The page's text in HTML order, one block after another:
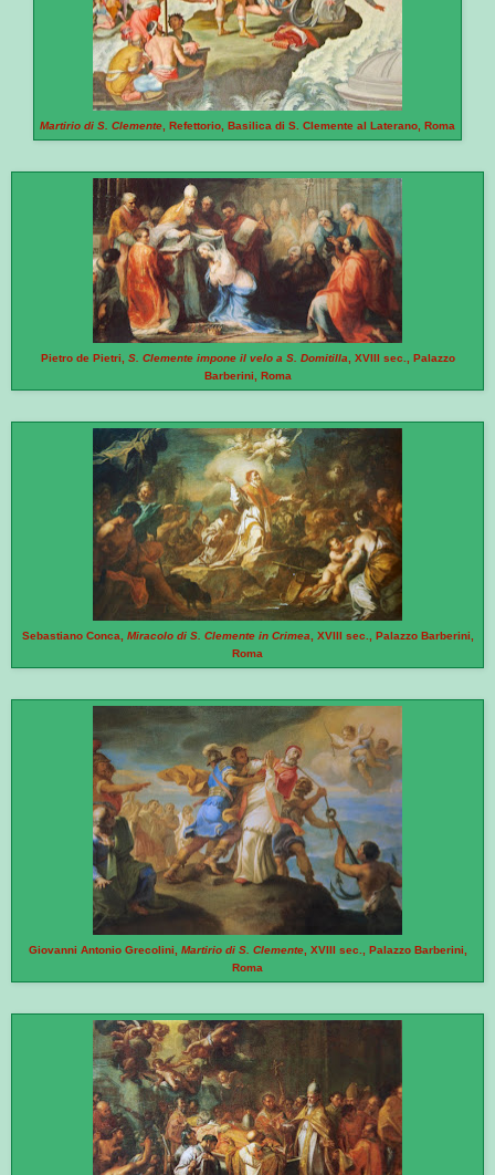
Martirio di S. Clemente, Refettorio, Basilica di S. Clemente al Laterano, Roma
Pietro de Pietri, S. Clemente impone il velo a S. Domitilla, XVIII sec., Palazzo
Barberini, Roma
Sebastiano Conca, Miracolo di S. Clemente in Crimea, XVIII sec., Palazzo Barberini,
Roma
Giovanni Antonio Grecolini, Martirio di S. Clemente, XVIII sec., Palazzo Barberini,
Roma